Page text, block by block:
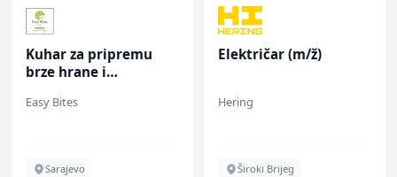
Kuhar za pripremu
brze hrane i
ž)
Easy Bites
Sarajevo
Električar (m/ž)
Hering
Široki Brijeg